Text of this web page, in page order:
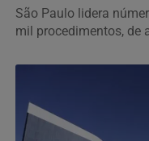
São Paulo lidera
mil procedimentos, de